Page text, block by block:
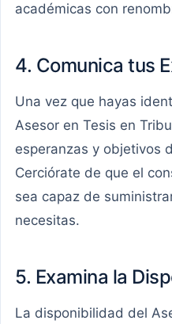
académicas con
4. Comunica tus
Una vez que hayas
Asesor en Tesis en
esperanzas y objetivos
Cerciórate de que el
sea capaz de
necesitas.
5. Examina la
La disponibilidad del